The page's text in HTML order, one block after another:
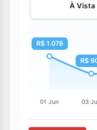
À Vista